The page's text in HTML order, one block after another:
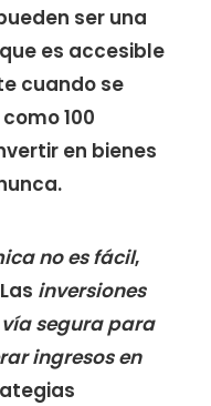
ser una
es accesible
cuando se
100
en bienes
no es fácil,
inversiones
segura para
ingresos en